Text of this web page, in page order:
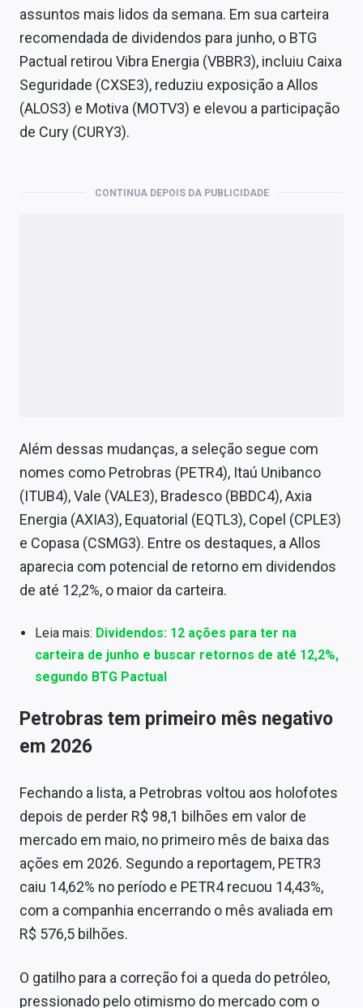
assuntos mais lidos da semana. Em sua carteira
recomendada de dividendos para junho, o BTG
Pactual retirou Vibra Energia (VBBR3), incluiu Caixa
Seguridade (CXSE3), reduziu exposição a Allos
(ALOS3) e Motiva (MOTV3) e elevou a participação
de Cury (CURY3).
CONTINUA DEPOIS DA PUBLICIDADE
Além dessas mudanças, a seleção segue com
nomes como Petrobras (PETR4), Itaú Unibanco
(ITUB4), Vale (VALE3), Bradesco (BBDC4), Axia
Energia (AXIA3), Equatorial (EQTL3), Copel (CPLE3)
e Copasa (CSMG3). Entre os destaques, a Allos
aparecia com potencial de retorno em dividendos
de até 12,2%, o maior da carteira.
Leia mais: Dividendos: 12 ações para ter na
carteira de junho e buscar retornos de até 12,2%,
segundo BTG Pactual
Petrobras tem primeiro mês negativo
em 2026
Fechando a lista, a Petrobras voltou aos holofotes
depois de perder R$ 98,1 bilhões em valor de
mercado em maio, no primeiro mês de baixa das
ações em 2026. Segundo a reportagem, PETR3
caiu 14,62% no período e PETR4 recuou 14,43%,
com a companhia encerrando o mês avaliada em
R$ 576,5 bilhões.
O gatilho para a correção foi a queda do petróleo,
pressionado pelo otimismo do mercado com o